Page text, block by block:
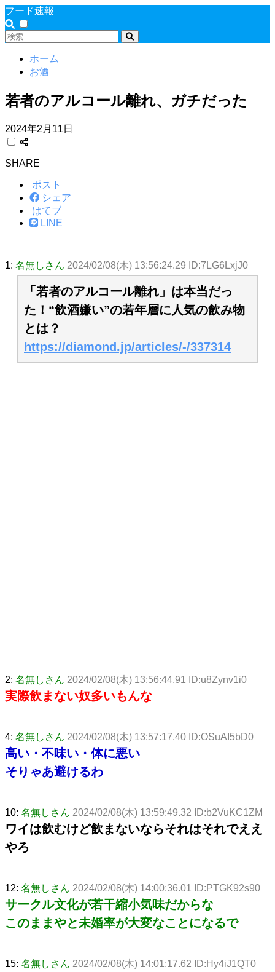
フード速報
ホーム
お酒
若者のアルコール離れ、ガチだった
2024年2月11日
SHARE
ポスト
シェア
はてブ
LINE
1: 名無しさん 2024/02/08(木) 13:56:24.29 ID:7LG6LxjJ0
「若者のアルコール離れ」は本当だっ
た！“飲酒嫌い”の若年層に人気の飲み物
とは？
https://diamond.jp/articles/-/337314
2: 名無しさん 2024/02/08(木) 13:56:44.91 ID:u8Zynv1i0
実際飲まない奴多いもんな
4: 名無しさん 2024/02/08(木) 13:57:17.40 ID:OSuAI5bD0
高い・不味い・体に悪い
そりゃあ避けるわ
10: 名無しさん 2024/02/08(木) 13:59:49.32 ID:b2VuKC1ZM
ワイは飲むけど飲まないならそれはそれでええ
やろ
12: 名無しさん 2024/02/08(木) 14:00:36.01 ID:PTGK92s90
サークル文化が若干縮小気味だからな
このままやと未婚率が大変なことになるで
15: 名無しさん 2024/02/08(木) 14:01:17.62 ID:Hy4iJ1QT0